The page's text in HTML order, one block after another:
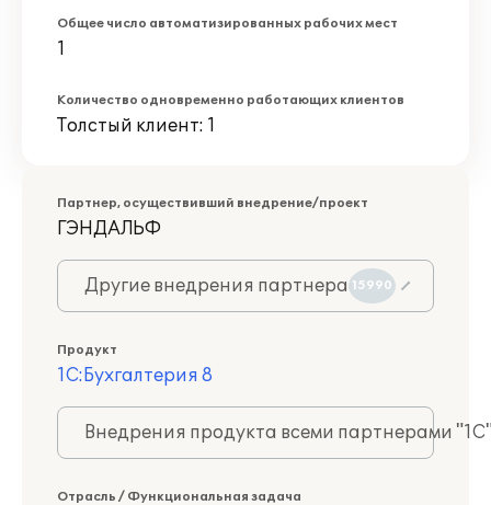
Общее число автоматизированных рабочих мест
1
Количество одновременно работающих клиентов
Толстый клиент: 1
Партнер, осуществивший внедрение/проект
ГЭНДАЛЬФ
Другие внедрения партнера 15990
Продукт
1С:Бухгалтерия 8
Внедрения продукта всеми партнерами
Отрасль / Функциональная задача